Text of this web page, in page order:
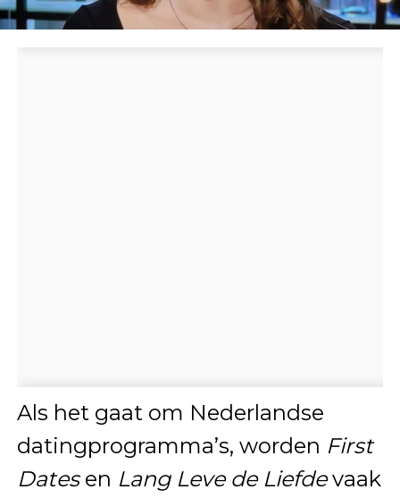
Als het gaat om Nederlandse
datingprogramma’s, worden First
Datesen Lang Leve de Liefdevaak